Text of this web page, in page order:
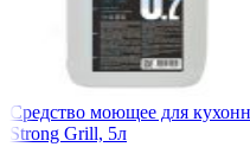
Средство моющее для
Strong Grill, 5л